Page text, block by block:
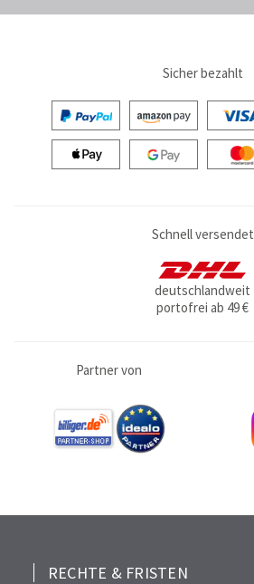
Sicher bezahlt
Schnell versendet
deutschlandweit
portofrei ab 49 €
Partner von
RECHTE & FRISTEN